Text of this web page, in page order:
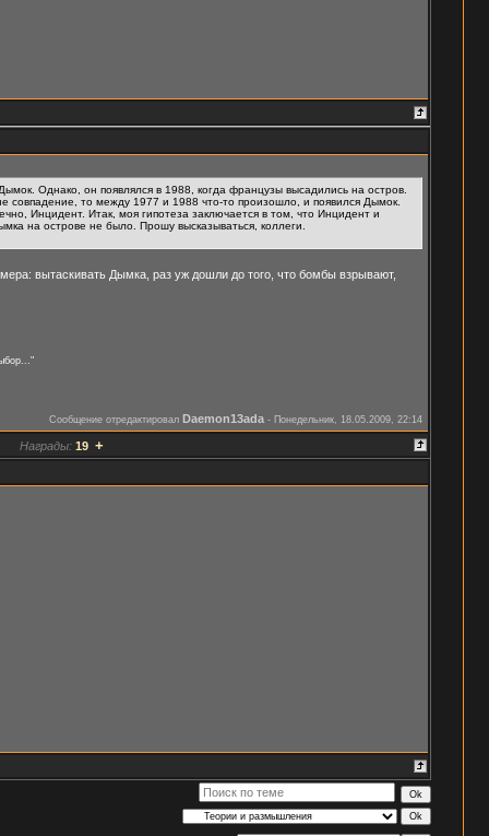
Однако, он появлялся в 1988, когда французы высадились на остров.
совпадение, то между 1977 и 1988 что-то произошло, и появился Дымок.
Инцидент. Итак, моя гипотеза заключается в том, что Инцидент и
на острове не было. Прошу высказываться, коллеги.
вытаскивать Дымка, раз уж дошли до того, что бомбы взрывают,
Сообщение отредактировал Daemon13ada- Понедельник, 18.05.2009, 22:14
Награды: 19 +